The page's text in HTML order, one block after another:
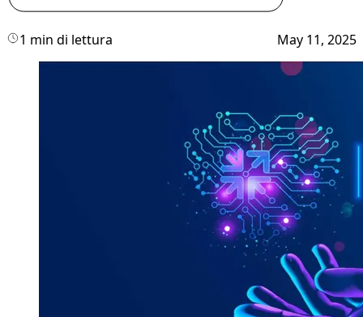
1 min di lettura May 11, 2025